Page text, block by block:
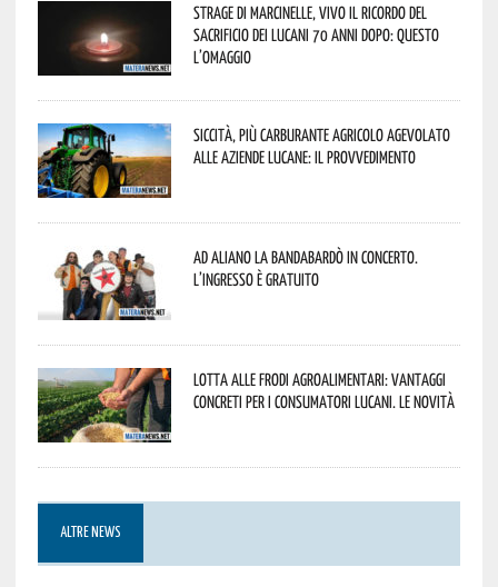
Strage di Marcinelle, vivo il ricordo del
sacrificio dei lucani 70 anni dopo: questo
l’omaggio
Siccità, più carburante agricolo agevolato
alle aziende lucane: il provvedimento
Ad Aliano la Bandabardò in concerto.
L’ingresso è gratuito
Lotta alle frodi agroalimentari: vantaggi
concreti per i consumatori lucani. Le novità
ALTRE NEWS